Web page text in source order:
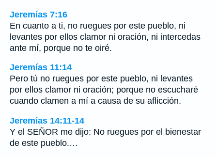
Jeremías 7:16
En cuanto a ti, no ruegues por este pueblo, ni
levantes por ellos clamor ni oración, ni intercedas
ante mí, porque no te oiré.
Jeremías 11:14
Pero tú no ruegues por este pueblo, ni levantes
por ellos clamor ni oración; porque no escucharé
cuando clamen a mí a causa de su aflicción.
Jeremías 14:11-14
Y el SEÑOR me dijo: No ruegues por el bienestar
de este pueblo.…